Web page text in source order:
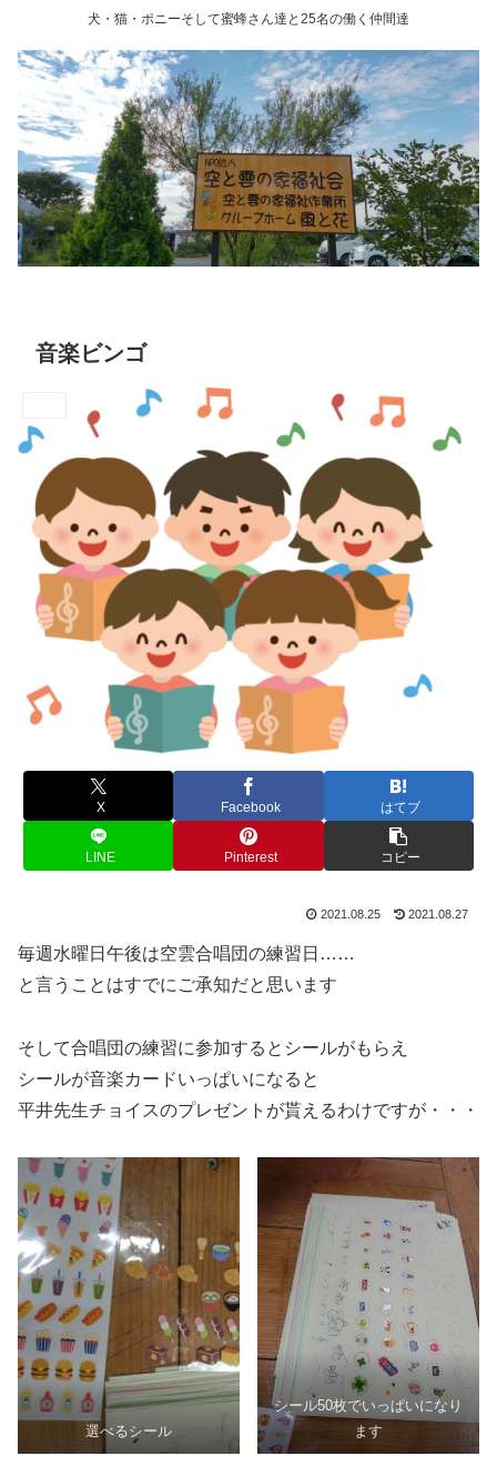
犬・猫・ポニーそして蜜蜂さん達と25名の働く仲間達
音楽ビンゴ
X Facebook はてブ
LINE Pinterest コピー
2021.08.25 2021.08.27
毎週水曜日午後は空雲合唱団の練習日……
と言うことはすでにご承知だと思います
そして合唱団の練習に参加するとシールがもらえ
シールが音楽カードいっぱいになると
平井先生チョイスのプレゼントが貰えるわけですが・・・
選べるシール
シール50枚でいっぱいになり
ます